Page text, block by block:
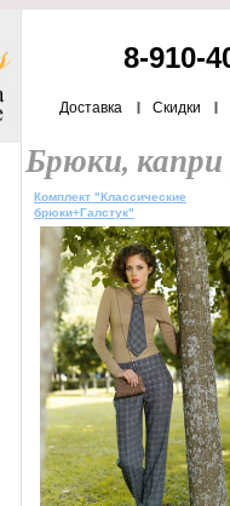
8-910-
Доставка Скидки
Брюки,
Комплект "Классические
брюки+Галстук"